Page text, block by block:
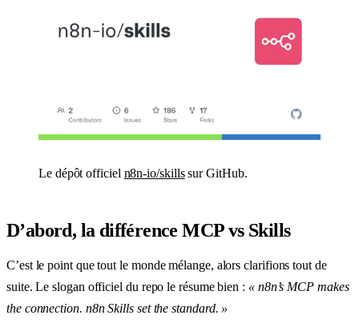
Le dépôt officiel n8n-io/skillssur GitHub.
D’abord, la différence MCP vs Skills
C’est le point que tout le monde mélange, alors clarifions tout de
suite. Le slogan officiel du repo le résume bien : « n8n’s MCP makes
the connection. n8n Skills set the standard. »